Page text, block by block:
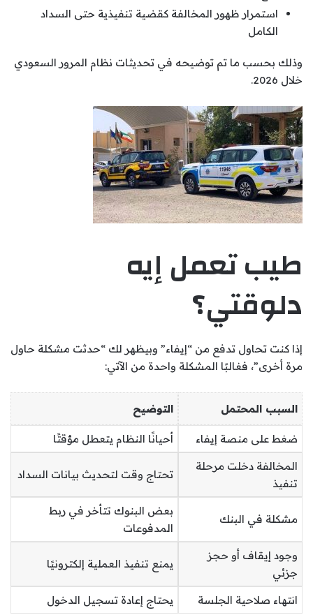
استمرار ظهور المخالفة كقضية تنفيذية حتى السداد
الكامل
وذلك بحسب ما تم توضيحه في تحديثات نظام المرور السعودي
خلال 2026.
طيب تعمل إيه
دلوقتي؟
إذا كنت تحاول تدفع من “إيفاء” وبيظهر لك “حدثت مشكلة حاول
مرة أخرى”، فغالبًا المشكلة واحدة من الآتي:
السبب المحتمل التوضيح
ضغط على منصة إيفاء أحيانًا النظام يتعطل مؤقتًا
المخالفة دخلت مرحلة
تنفيذ
تحتاج وقت لتحديث بيانات السداد
مشكلة في البنك
بعض البنوك تتأخر في ربط
المدفوعات
وجود إيقاف أو حجز
جزئي
يمنع تنفيذ العملية إلكترونيًا
انتهاء صلاحية الجلسة يحتاج إعادة تسجيل الدخول